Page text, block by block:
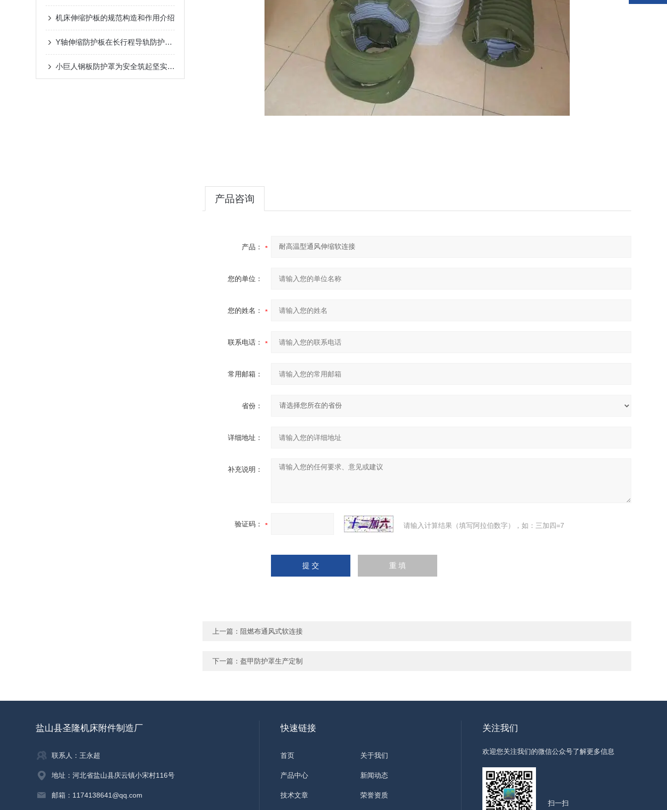
机床伸缩护板的规范构造和作用介绍
Y轴伸缩防护板在长行程导轨防护中的设计与应用
小巨人钢板防护罩为安全筑起坚实屏障
产品咨询
产品：
您的单位：
您的姓名：
联系电话：
常用邮箱：
省份：
详细地址：
补充说明：
验证码： 请输入计算结果（填写阿拉伯数字），如：三加四=7
上一篇： 阻燃布通风式软连接
下一篇： 盔甲防护罩生产定制
盐山县圣隆机床附件制造厂
联系人：王永超
地址：河北省盐山县庆云镇小宋村116号
邮箱：1174138641@qq.com
快速链接
首页 关于我们
产品中心 新闻动态
技术文章 荣誉资质
关注我们
欢迎您关注我们的微信公众号了解更多信息
扫一扫